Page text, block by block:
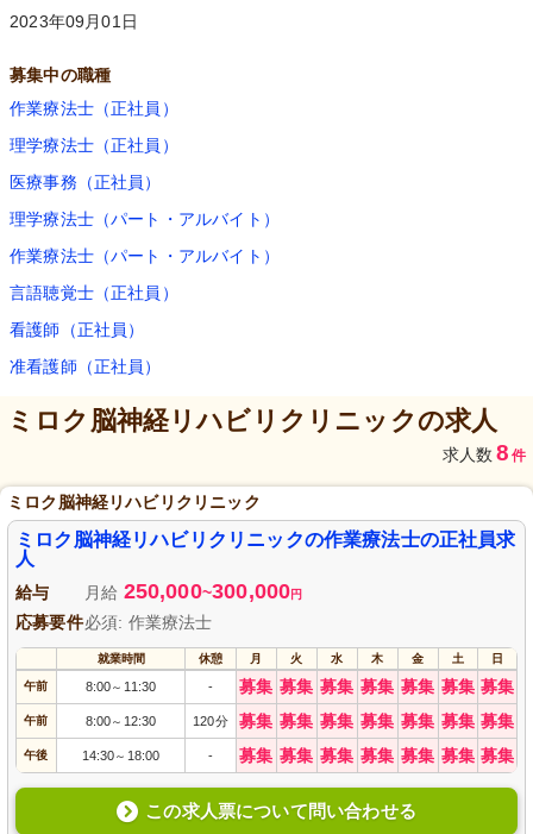
2023年09月01日
募集中の職種
作業療法士（正社員）
理学療法士（正社員）
医療事務（正社員）
理学療法士（パート・アルバイト）
作業療法士（パート・アルバイト）
言語聴覚士（正社員）
看護師（正社員）
准看護師（正社員）
ミロク脳神経リハビリクリニックの求人
求人数 8 件
ミロク脳神経リハビリクリニック
ミロク脳神経リハビリクリニックの作業療法士の正社員求
人
給与 月給 250,000~300,000円
応募要件必須: 作業療法士
就業時間 休憩 月 火 水 木 金 土 日
午前 8:00～ 11:30 - 募集 募集 募集 募集 募集 募集 募集
午前 8:00～ 12:30 120分 募集 募集 募集 募集 募集 募集 募集
午後 14:30～ 18:00 - 募集 募集 募集 募集 募集 募集 募集
この求人票について問い合わせる